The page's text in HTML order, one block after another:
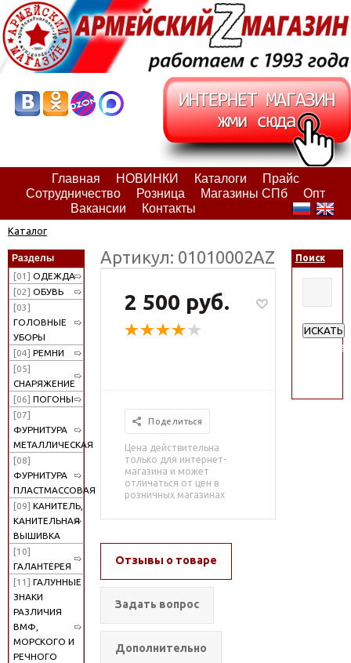
Главная НОВИНКИ Каталоги
Прайс
Сотрудничество
Розница Магазины СПб
Опт
Вакансии
Контакты
Каталог
Разделы
[01] ОДЕЖДА
[02] ОБУВЬ
[03]
ГОЛОВНЫЕ
УБОРЫ
[04] РЕМНИ
[05]
СНАРЯЖЕНИЕ
[06] ПОГОНЫ
[07]
ФУРНИТУРА
МЕТАЛЛИЧЕСКАЯ
[08]
ФУРНИТУРА
ПЛАСТМАССОВАЯ
[09] КАНИТЕЛЬ,
КАНИТЕЛЬНАЯ
ВЫШИВКА
[10]
ГАЛАНТЕРЕЯ
[11] ГАЛУННЫЕ
ЗНАКИ
РАЗЛИЧИЯ
ВМФ,
МОРСКОГО И
РЕЧНОГО
Артикул: 01010002АZ
2 500 руб.
Поделиться
Цена действительна
только для интернет-
магазина и может
отличаться от цен в
розничных магазинах
Отзывы о товаре
Задать вопрос
Дополнительно
Поиск
ИСКАТЬ